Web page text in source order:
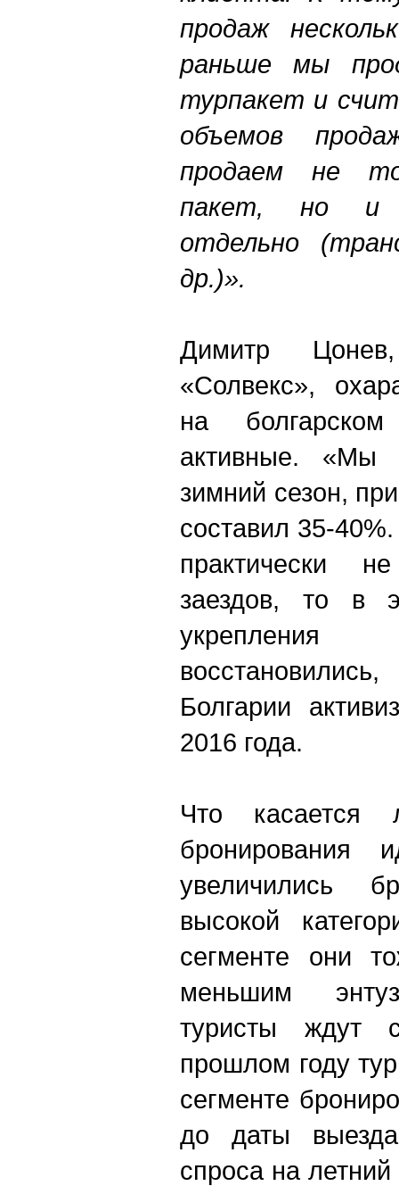
продаж
раньше мы
турпакет и
объемов
продаем не
пакет, но и
отдельно
др.)».
Димитр
«Солвекс»,
на
активные. «Мы
зимний сезон,
составил 35-
практически
заездов, то в
укрепления
Болгарии
2016 года.
Что касается
бронирования
увеличились
высокой
сегменте они
меньшим
туристы ждут
прошлом году
сегменте
до даты
спроса на